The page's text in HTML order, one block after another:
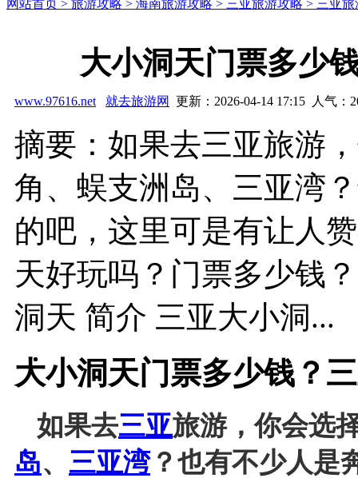
网站首页 > 旅游攻略 > 海南旅游攻略 > 三亚旅游攻略 > 三亚
大小洞天门票多少
www.97616.net 就去旅游网 更新：2026-04-14 17:15 人气：
摘要：如果去三亚旅游
角、蜈支洲岛、三亚湾
的吧，这里可是有让人
天好玩吗？门票多少钱
洞天 简介 三亚大小洞...
大小洞天门票多少钱？
如果去三亚旅游，你会选
岛、 三亚湾？也有不少人是